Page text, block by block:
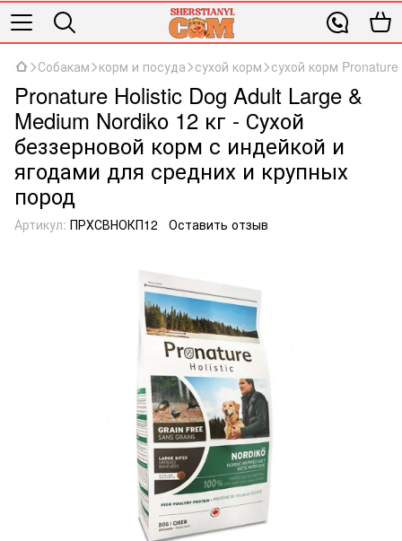
Собакам корм и посуда сухой корм сухой корм Pronature
Pronature Holistic Dog Adult Large &
Medium Nordikо 12 кг - Сухой
беззерновой корм с индейкой и
ягодами для средних и крупных
пород
Артикул: ПРХСВНОКП12 Оставить отзыв